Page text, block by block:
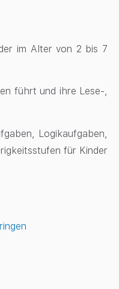
im Alter von 2 bis 7
führt und ihre Lese-,
Logikaufgaben,
für Kinder